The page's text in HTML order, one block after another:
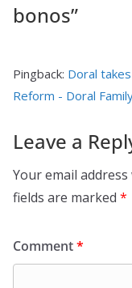
bonos”
Pingback: Doral
Reform - Doral
Leave a
Your email
fields are marked *
Comment*